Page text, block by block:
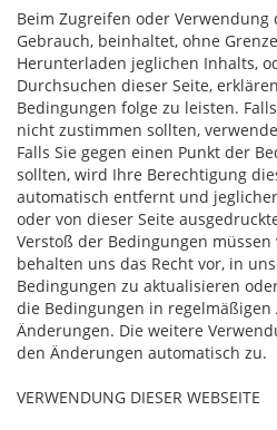
Beim Zugreifen oder Verwendung
Gebrauch, beinhaltet, ohne
Herunterladen jeglichen Inhalts,
Durchsuchen dieser Seite,
Bedingungen folge zu leisten.
nicht zustimmen sollten,
Falls Sie gegen einen Punkt der
sollten, wird Ihre Berechtigung
automatisch entfernt und
oder von dieser Seite
Verstoß der Bedingungen
behalten uns das Recht vor, in
Bedingungen zu aktualisieren
die Bedingungen in
Änderungen. Die weitere
den Änderungen automatisch zu.
VERWENDUNG DIESER WEBSEITE